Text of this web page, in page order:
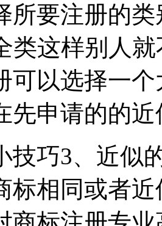
所要注册的
类这样别人
可以选择一
先申请的的
技巧3、近似
标相同或者